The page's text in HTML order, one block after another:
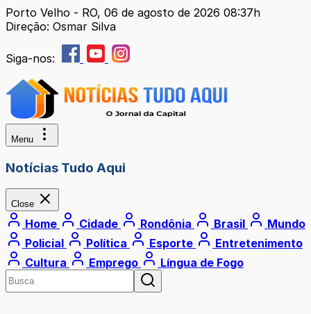
Porto Velho - RO, 06 de agosto de 2026 08:37h
Direção: Osmar Silva
Siga-nos:
Menu
Notícias Tudo Aqui
Close
Home Cidade Rondônia Brasil
Mundo
Policial
Política Esporte
Entretenimento
Cultura
Emprego Língua de Fogo